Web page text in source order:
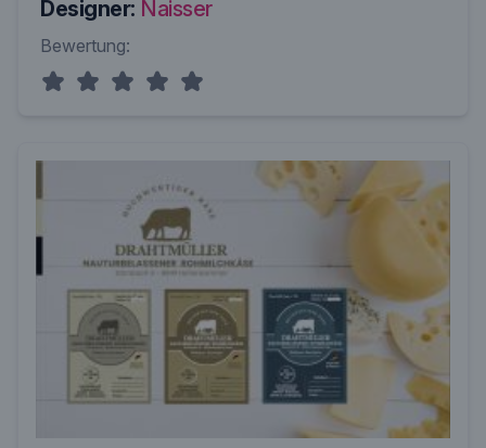
Designer: Naisser
Bewertung: